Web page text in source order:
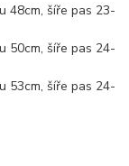
48cm, šíře pas 23-
50cm, šíře pas 24-
53cm, šíře pas 24-